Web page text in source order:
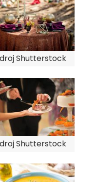
Shutterstock
Shutterstock